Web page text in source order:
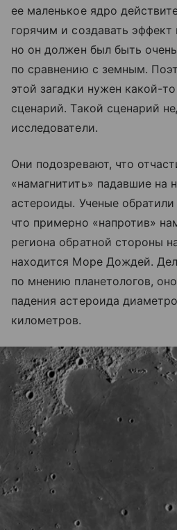
ее маленькое ядро
горячим и создавать
но он должен был быть
по сравнению с земным.
этой загадки нужен какой-
сценарий. Такой сценарий
исследователи.
Они подозревают, что
«намагнитить» падавшие на
астероиды. Ученые
что примерно «напротив»
региона обратной стороны
находится Море Дождей.
по мнению планетологов,
падения астероида
километров.